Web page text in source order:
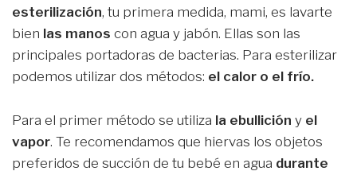
esterilización, tu primera medida, mami, es lavarte
bien las manos con agua y jabón. Ellas son las
principales portadoras de bacterias. Para esterilizar
podemos utilizar dos métodos: el calor o el frío.
Para el primer método se utiliza la ebullición y el
vapor. Te recomendamos que hiervas los objetos
preferidos de succión de tu bebé en agua durante